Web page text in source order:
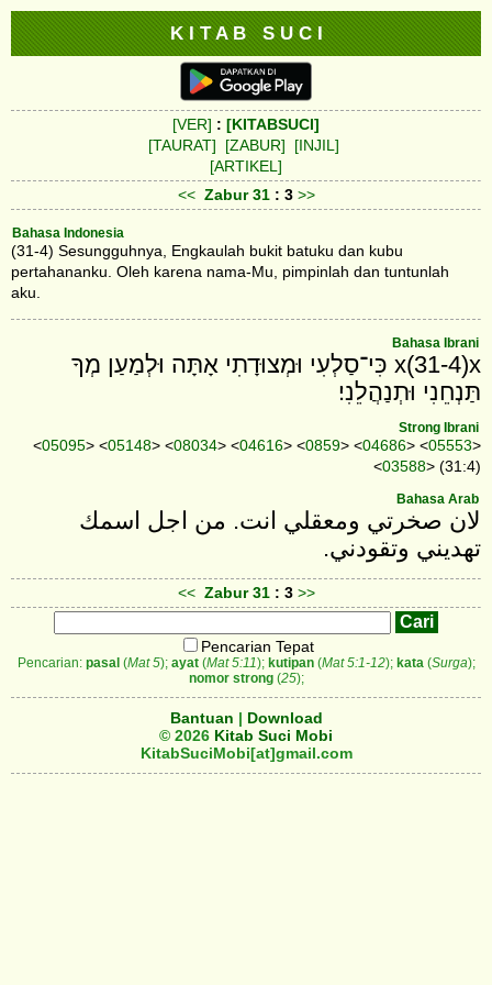
K I T A B S U C I
[VER] : [KITABSUCI]
[TAURAT]
[ZABUR]
[INJIL]
[ARTIKEL]
<< Zabur 31 : 3 >>
Bahasa Indonesia
(31-4) Sesungguhnya, Engkaulah bukit batuku dan kubu
pertahananku. Oleh karena nama-Mu, pimpinlah dan tuntunlah
aku.
Bahasa Ibrani
x(31-4)x כִּי־סַלְעִי וּמְצוּדָתִי אָתָּה וּלְמַעַן מְךָ
תַּנְחֵנִי וּתְנַהֲלֵנִי׃
Strong Ibrani
<05095> <05148> <08034> <04616> <0859> <04686> <05553>
<03588> (31:4)
Bahasa Arab
‎لان صخرتي ومعقلي انت. من اجل اسمك
تهديني وتقودني‎.
<< Zabur 31 : 3 >>
Pencarian Tepat
Pencarian: pasal(Mat 5); ayat(Mat 5:11); kutipan(Mat 5:1-12); kata (Surga);
nomor strong(25);
Bantuan | Download
© 2026 Kitab Suci Mobi
KitabSuciMobi[at]gmail.com